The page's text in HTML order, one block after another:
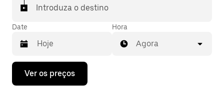
Introduza o destino
Date
Prima
tecla
Hora
Agora
Ver os preços